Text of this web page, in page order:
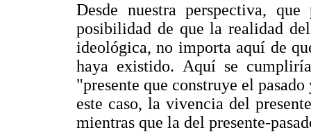
Desde nuestra perspectiva,
posibilidad de que la realidad
ideológica, no importa aquí de
haya existido. Aquí se
"presente que construye el
este caso, la vivencia del
mientras que la del presente-